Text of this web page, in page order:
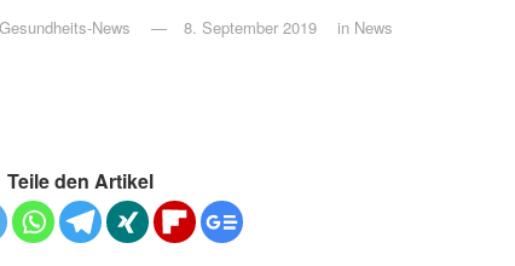
News
8. September 2019 in News
Teile den Artikel